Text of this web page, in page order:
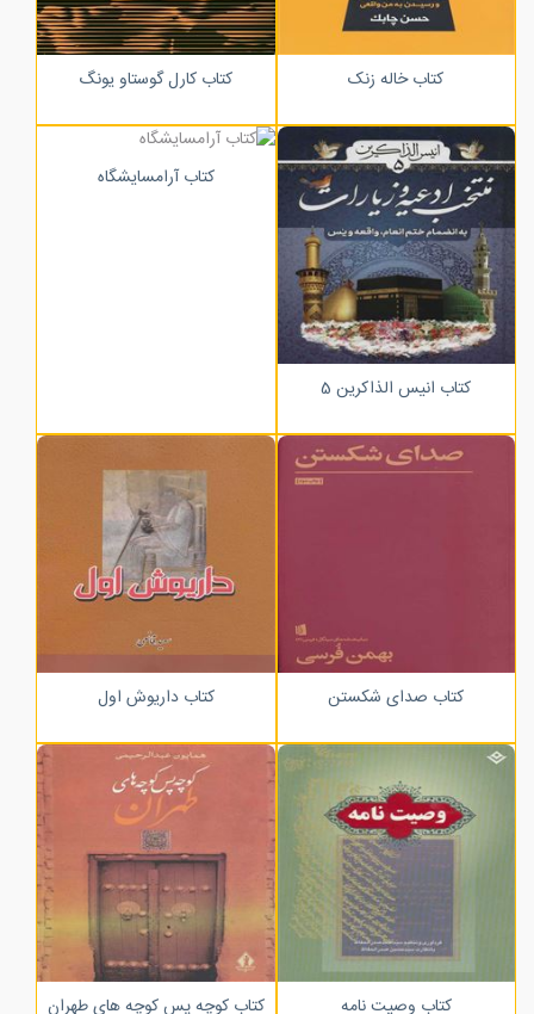
کتاب خاله زنک کتاب کارل گوستاو یونگ
کتاب انیس الذاکرین 5
کتاب آرامسایشگاه
کتاب صدای شکستن کتاب داریوش اول
کتاب وصیت نامه کتاب کوچه پس کوچه های طهران